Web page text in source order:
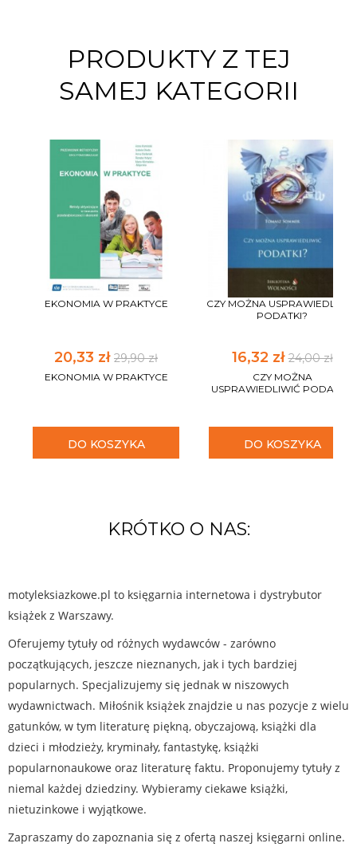
PRODUKTY Z TEJ
SAMEJ KATEGORII
EKONOMIA W PRAKTYCE
20,33 zł 29,90 zł
EKONOMIA W PRAKTYCE
DO KOSZYKA
CZY MOŻNA USPRAWIEDLIWIĆ
PODATKI?
16,32 zł24,00 zł
CZY MOŻNA
USPRAWIEDLIWIĆ PODATKI?
DO KOSZYKA
KRÓTKO O NAS:
motyleksiazkowe.pl to księgarnia internetowa i dystrybutor
książek z Warszawy.
Oferujemy tytuły od różnych wydawców - zarówno
początkujących, jeszcze nieznanych, jak i tych bardziej
popularnych. Specjalizujemy się jednak w niszowych
wydawnictwach. Miłośnik książek znajdzie u nas pozycje z wielu
gatunków, w tym literaturę piękną, obyczajową, książki dla
dzieci i młodzieży, kryminały, fantastykę, książki
popularnonaukowe oraz literaturę faktu. Proponujemy tytuły z
niemal każdej dziedziny. Wybieramy ciekawe książki,
nietuzinkowe i wyjątkowe.
Zapraszamy do zapoznania się z ofertą naszej księgarni online.